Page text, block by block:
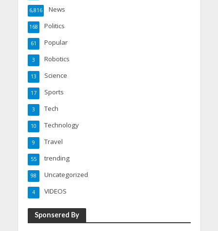
News
6,816
Politics
168
Popular
61
Robotics
3
Science
13
Sports
17
Tech
3
Technology
10
Travel
9
trending
55
Uncategorized
98
VIDEOS
4
Sponsered By